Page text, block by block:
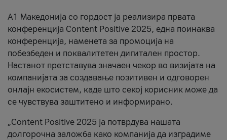
А1 Македонија со гордост ја реализира првата
конференција Content Positive 2025, една поинаква
конференција, наменета за промоција на
побезбеден и поквалитетен дигитален простор.
Настанот претставува значаен чекор во визијата на
компанијата за создавање позитивен и одговорен
онлајн екосистем, каде што секој корисник може да
се чувствува заштитено и информирано.
„Content Positive 2025 ја потврдува нашата
долгорочна заложба како компанија да изградиме